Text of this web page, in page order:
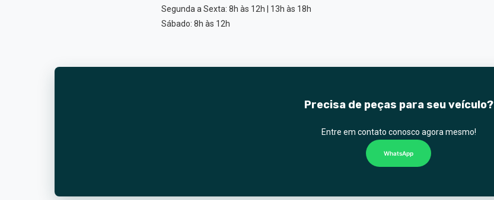
Segunda a Sexta: 8h às 12h | 13h às 18h
Sábado: 8h às 12h
Precisa de peças para seu veículo?
Entre em contato conosco agora mesmo!
WhatsApp